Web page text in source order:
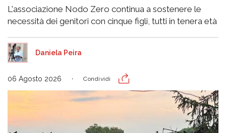
L'associazione Nodo Zero continua a sostenere le
necessità dei genitori con cinque figli, tutti in tenera età
Daniela Peira
06 Agosto 2026 Condividi